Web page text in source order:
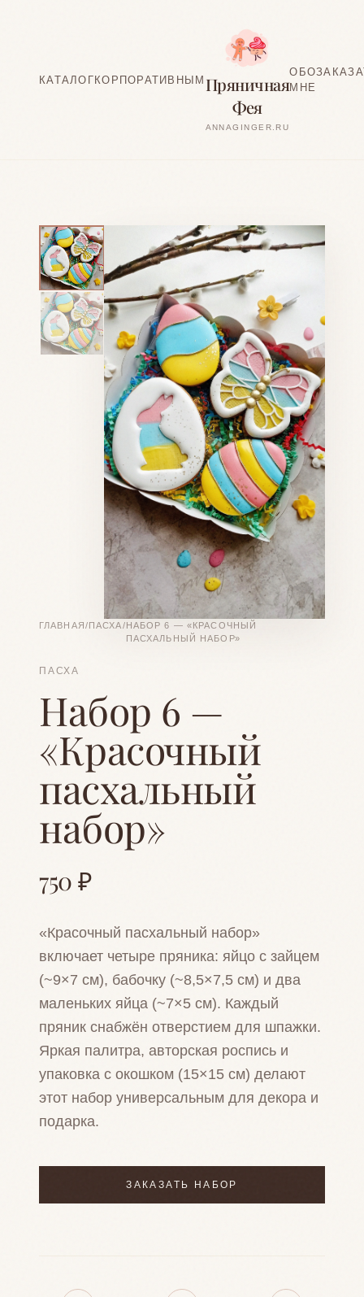
КАТАЛОГКОРПОРАТИВНЫМ Пряничная
Фея
ANNAGINGER.RU
ОБО
МНЕ
ЗАКАЗ
Набор 6 —
«Красочный
пасхальный набор»
Я даю согласие на обработку своих
персональных данных в соответствии с
Политикой конфиденциальности
ГЛАВНАЯ/ПАСХА/НАБОР 6 — «КРАСОЧНЫЙ
ПАСХАЛЬНЫЙ НАБОР»
ПАСХА
Набор 6 —
«Красочный
пасхальный
набор»
750 ₽
«Красочный пасхальный набор»
включает четыре пряника: яйцо с зайцем
(~9×7 см), бабочку (~8,5×7,5 см) и два
маленьких яйца (~7×5 см). Каждый
пряник снабжён отверстием для шпажки.
Яркая палитра, авторская роспись и
упаковка с окошком (15×15 см) делают
этот набор универсальным для декора и
подарка.
ЗАКАЗАТЬ НАБОР